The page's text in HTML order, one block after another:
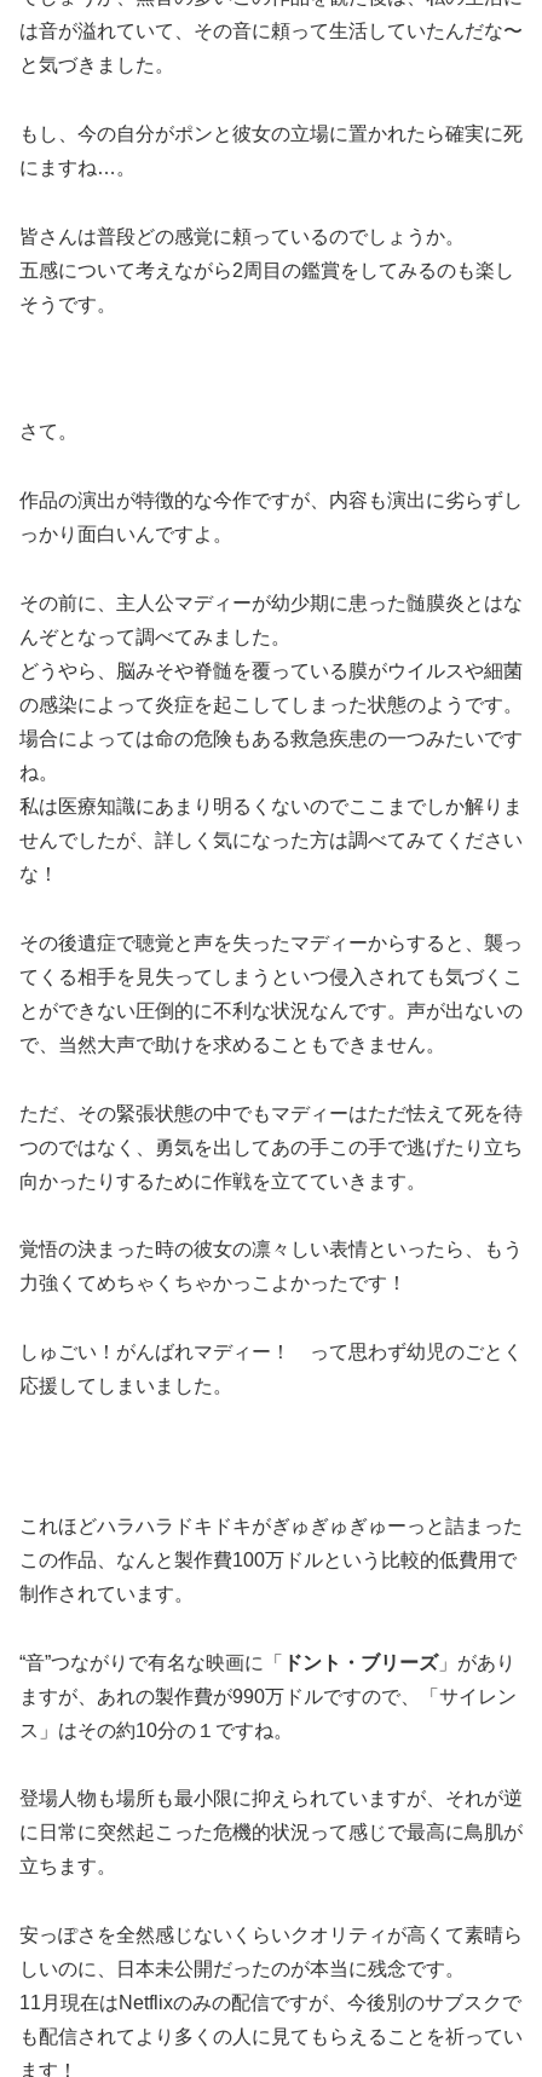
は音が溢れていて、その音に頼って生活していたんだな〜
と気づきました。
もし、今の自分がポンと彼女の立場に置かれたら確実に死
にますね…。
皆さんは普段どの感覚に頼っているのでしょうか。
五感について考えながら2周目の鑑賞をしてみるのも楽し
そうです。
さて。
作品の演出が特徴的な今作ですが、内容も演出に劣らずし
っかり面白いんですよ。
その前に、主人公マディーが幼少期に患った髄膜炎とはな
んぞとなって調べてみました。
どうやら、脳みそや脊髄を覆っている膜がウイルスや細菌
の感染によって炎症を起こしてしまった状態のようです。
場合によっては命の危険もある救急疾患の一つみたいです
ね。
私は医療知識にあまり明るくないのでここまでしか解りま
せんでしたが、詳しく気になった方は調べてみてください
な！
その後遺症で聴覚と声を失ったマディーからすると、襲っ
てくる相手を見失ってしまうといつ侵入されても気づくこ
とができない圧倒的に不利な状況なんです。声が出ないの
で、当然大声で助けを求めることもできません。
ただ、その緊張状態の中でもマディーはただ怯えて死を待
つのではなく、勇気を出してあの手この手で逃げたり立ち
向かったりするために作戦を立てていきます。
覚悟の決まった時の彼女の凛々しい表情といったら、もう
力強くてめちゃくちゃかっこよかったです！
しゅごい！がんばれマディー！ って思わず幼児のごとく
応援してしまいました。
これほどハラハラドキドキがぎゅぎゅぎゅーっと詰まった
この作品、なんと製作費100万ドルという比較的低費用で
制作されています。
“音”つながりで有名な映画に「 ドント・ブリーズ」があり
ますが、あれの製作費が990万ドルですので、「サイレン
ス」はその約10分の１ですね。
登場人物も場所も最小限に抑えられていますが、それが逆
に日常に突然起こった危機的状況って感じで最高に鳥肌が
立ちます。
安っぽさを全然感じないくらいクオリティが高くて素晴ら
しいのに、日本未公開だったのが本当に残念です。
11月現在はNetflixのみの配信ですが、今後別のサブスクで
も配信されてより多くの人に見てもらえることを祈ってい
ます！